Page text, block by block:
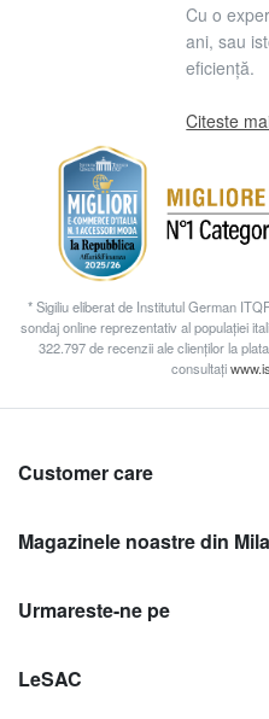
Cu o
ani, sau
eficiență.
Citeste
* Sigiliu eliberat de Institutul German
sondaj online reprezentativ al populației
322.797 de recenzii ale clienților la
consultați
Customer care
Magazinele noastre din
Urmareste-ne pe
LeSAC